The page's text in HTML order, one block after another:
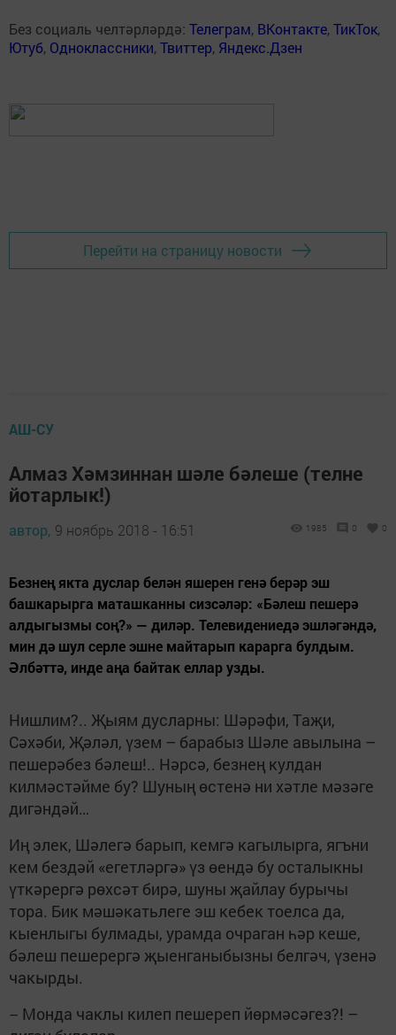
Без социаль челтәрләрдә: Телеграм, ВКонтакте,ТикТок,
Ютуб, Одноклассники,Твиттер, Яндекс.Дзен
Перейти на страницу новости
АШ-СУ
Алмаз Хәмзиннан шәле бәлеше (телне
йотарлык!)
автор, 9 ноябрь 2018 - 16:51 1985 0 0
Безнең якта дуслар белән яшерен генә берәр эш
башкарырга маташканны сизсәләр: «Бәлеш пешерә
алдыгызмы соң?» — диләр. Телевидениедә эшләгәндә,
мин дә шул серле эшне майтарып карарга булдым.
Әлбәттә, инде аңа байтак еллар узды.
Нишлим?.. Җыям дусларны: Шәрәфи, Таҗи,
Сәхәби, Җәләл, үзем – барабыз Шәле авылына –
пешерәбез бәлеш!.. Нәрсә, безнең кулдан
килмәстәйме бу? Шуның өстенә ни хәтле мәзәге
дигәндәй…
Иң элек, Шәлегә барып, кемгә кагылырга, ягъни
кем бездәй «егетләргә» үз өендә бу осталыкны
үткәрергә рөхсәт бирә, шуны җайлау бурычы
тора. Бик мәшәкатьлеге эш кебек тоелса да,
кыенлыгы булмады, урамда очраган һәр кеше,
бәлеш пешерергә җыенганыбызны белгәч, үзенә
чакырды.
– Монда чаклы килеп пешереп йөрмәсәгез?! –